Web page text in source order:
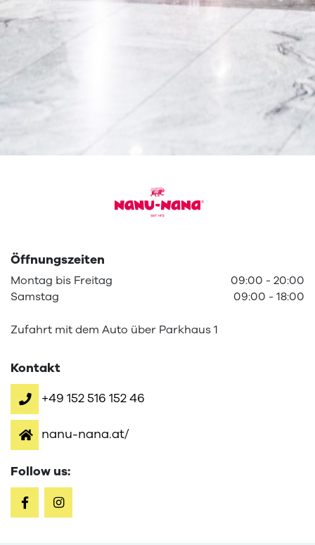
Öffnungszeiten
Montag bis Freitag 09:00 - 20:00
Samstag
09:00 - 18:00
Zufahrt mit dem Auto über Parkhaus 1
Kontakt
+49 152 516 152 46
nanu-nana.at/
Follow us: